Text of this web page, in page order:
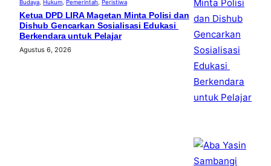
Budaya Hukum Pemerintah Peristiwa
Ketua DPD LIRA Magetan Minta Polisi dan
Dishub Gencarkan Sosialisasi Edukasi
Berkendara untuk Pelajar
Agustus 6, 2026